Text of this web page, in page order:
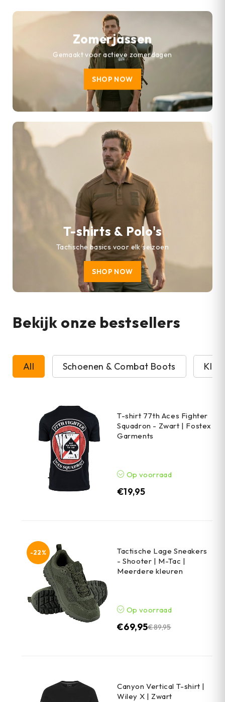
Zomerjassen
Gemaakt voor actieve zomerdagen
SHOP NOW
T-shirts & Polo's
Tactische basics voor elk seizoen
SHOP NOW
Bekijk onze bestsellers
All Schoenen & Combat Boots
T-shirt 77th Aces Fighter
Squadron - Zwart | Fostex
Garments
Op voorraad
€19,95
-22%
Tactische Lage Sneakers
- Shooter | M-Tac |
Meerdere kleuren
Op voorraad
€89,95
€69,95
Canyon Vertical T-shirt |
Wiley X | Zwart